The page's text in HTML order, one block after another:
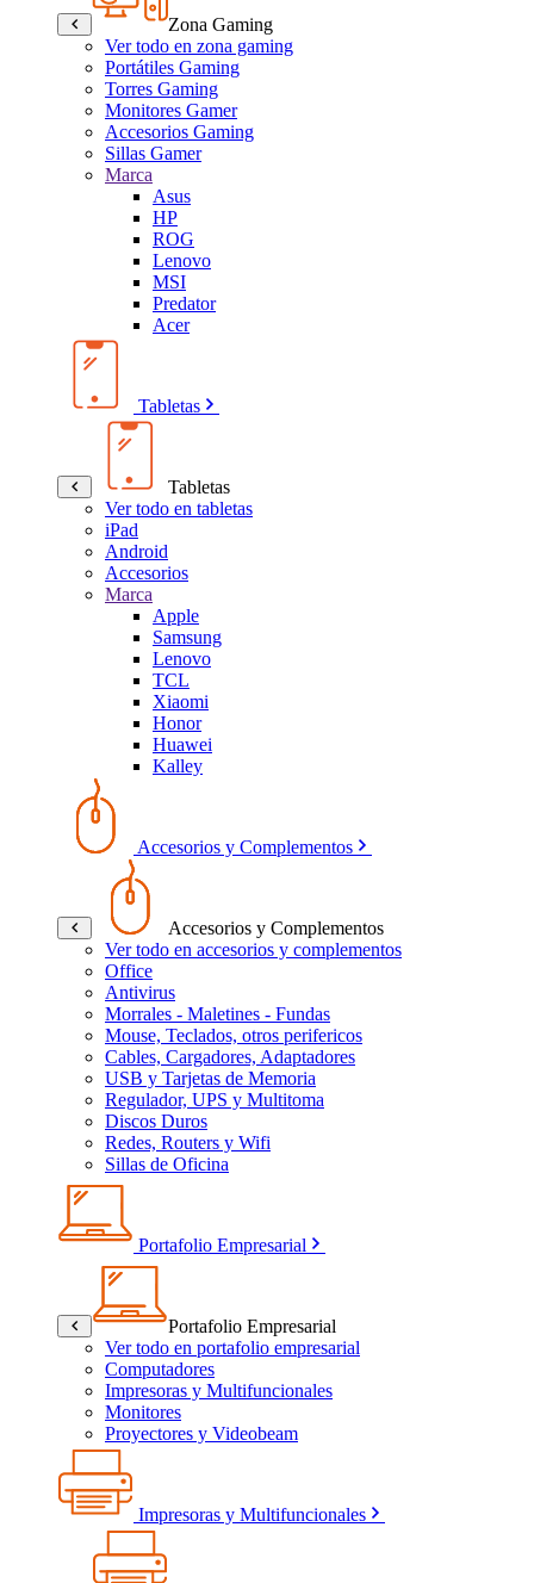
Zona Gaming
Ver todo en zona gaming
Portátiles Gaming
Torres Gaming
Monitores Gamer
Accesorios Gaming
Sillas Gamer
Marca
Asus
HP
ROG
Lenovo
MSI
Predator
Acer
Tabletas
Tabletas
Ver todo en tabletas
iPad
Android
Accesorios
Marca
Apple
Samsung
Lenovo
TCL
Xiaomi
Honor
Huawei
Kalley
Accesorios y Complementos
Accesorios y Complementos
Ver todo en accesorios y complementos
Office
Antivirus
Morrales - Maletines - Fundas
Mouse, Teclados, otros perifericos
Cables, Cargadores, Adaptadores
USB y Tarjetas de Memoria
Regulador, UPS y Multitoma
Discos Duros
Redes, Routers y Wifi
Sillas de Oficina
Portafolio Empresarial
Portafolio Empresarial
Ver todo en portafolio empresarial
Computadores
Impresoras y Multifuncionales
Monitores
Proyectores y Videobeam
Impresoras y Multifuncionales